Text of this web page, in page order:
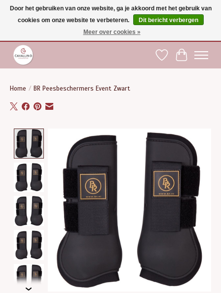
Gratis verzending vanaf €75 binnen BE - vanaf €100 naar EU | Voor 17:00 besteld is
dezelfde dag verzonden | Klantendienst: +32 (0)51 21 27 00 |
Verlanglijst
Home / BR Peesbeschermers Event Zwart
Product image slideshow Items
Door het gebruiken van onze website, ga je akkoord met het gebruik van
cookies om onze website te verbeteren.
Dit bericht verbergen
Meer over cookies »